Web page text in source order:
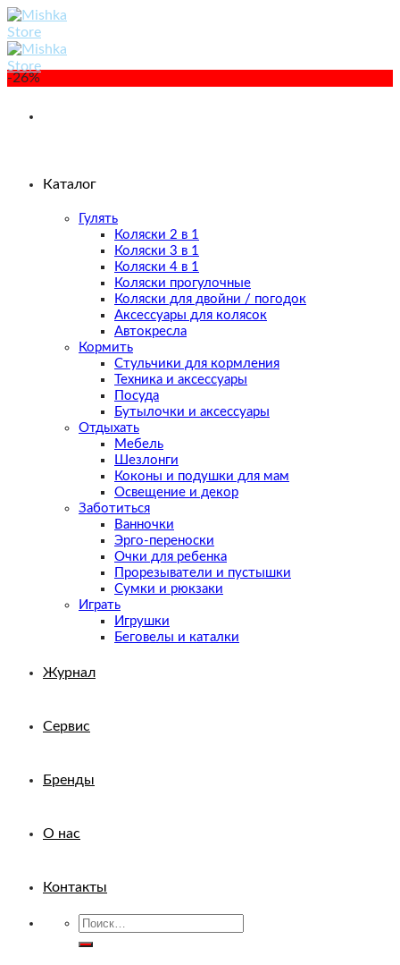
Skip
to
content
Каталог
Гулять
Коляски 2 в 1
Коляски 3 в 1
Коляски 4 в 1
Коляски прогулочные
Коляски для двойни / погодок
Аксессуары для колясок
Автокресла
Кормить
Стульчики для кормления
Техника и аксессуары
Посуда
Бутылочки и аксессуары
Отдыхать
Мебель
Шезлонги
Коконы и подушки для мам
Освещение и декор
Заботиться
Ванночки
Эрго-переноски
Очки для ребенка
Прорезыватели и пустышки
Сумки и рюкзаки
Играть
Игрушки
Беговелы и каталки
Журнал
Сервис
Бренды
О нас
Контакты
Искать:
-26%